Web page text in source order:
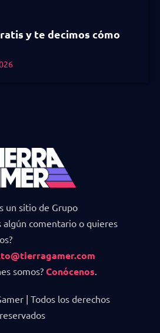
y te decimos cómo
un sitio de Grupo
algún comentario o quieres
somos? Conócenos.
| Todos los derechos
reservados